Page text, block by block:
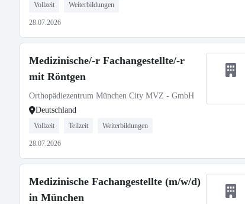
Vollzeit Weiterbildungen
28.07.2026
Medizinische/-r Fachangestellte/-r
mit Röntgen
Orthopädiezentrum München City MVZ - GmbH
Deutschland
Vollzeit Teilzeit Weiterbildungen
28.07.2026
Medizinische Fachangestellte (m/w/d)
in München